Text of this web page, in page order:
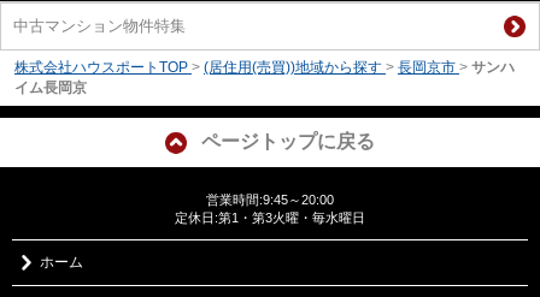
中古マンション物件特集
株式会社ハウスポートTOP > (居住用(売買))地域から探す > 長岡京市 > サンハ
イム長岡京
ページトップに戻る
営業時間:9:45～20:00
定休日:第1・第3火曜・毎水曜日
ホーム